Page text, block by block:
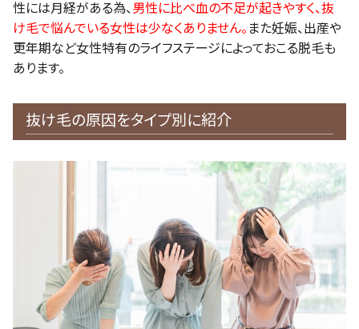
性には月経がある為、男性に比べ血の不足が起きやすく、抜
け毛で悩んでいる女性は少なくありません。 また妊娠、出産や
更年期など女性特有のライフステージによっておこる脱毛も
あります。
抜け毛の原因をタイプ別に紹介